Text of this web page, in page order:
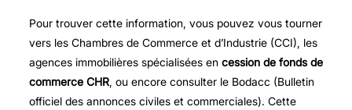
Pour trouver cette information, vous pouvez vous tourner
vers les Chambres de Commerce et d’Industrie (CCI), les
agences immobilières spécialisées en cession de fonds de
commerce CHR, ou encore consulter le Bodacc (Bulletin
officiel des annonces civiles et commerciales). Cette